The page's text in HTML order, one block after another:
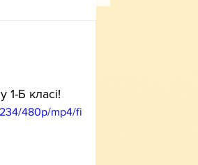
1-Б класі!
480p/mp4/fi